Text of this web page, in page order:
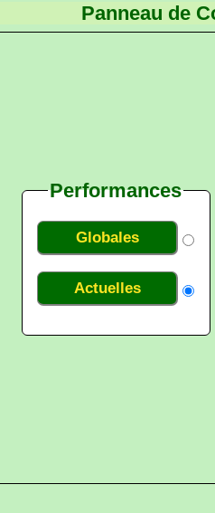
Panneau de
Performances
Globales
Actuelles